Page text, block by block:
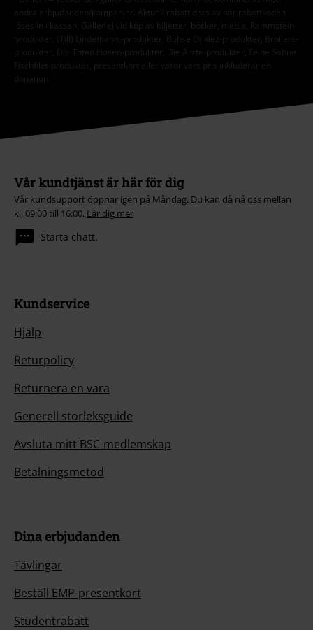
andra erbjudanden/kampanjer. Aktuell rabatt dras av när rabattkoden
löses in i kassan. Gäller ej vid köp av biljetter, böcker, media, Rammstein-
produkter, (Till) Lindemann,-produkter, Böhse Onklez-produkter, Broilers-
produkter, Die Toten Hosen-produkter, Die Ärzte-produkter, Feine Sahne
Fischfilet-produkter, presentkort eller varor vars pris inkluderar en
donation.
Vår kundtjänst är här för dig
Vår kundsupport öppnar igen på Måndag. Du kan då nå oss mellan
kl. 09:00 till 16:00. Lär dig mer
Starta chatt.
Kundservice
Hjälp
Returpolicy
Returnera en vara
Generell storleksguide
Avsluta mitt BSC-medlemskap
Betalningsmetod
Dina erbjudanden
Tävlingar
Beställ EMP-presentkort
Studentrabatt